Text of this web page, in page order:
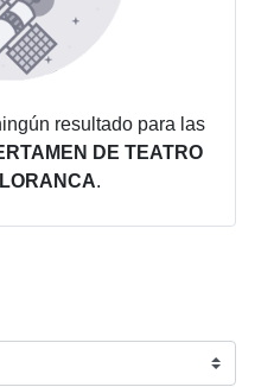
resultado para las
DE TEATRO
.